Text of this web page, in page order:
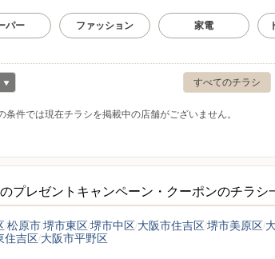
パー ファッション 家電
すべてのチラシ
条件では現在チラシを掲載中の店舗がございません。
プレゼントキャンペーン・クーポンのチラシ
松原市堺市東区堺市中区 大阪市住吉区堺市美原区
住吉区 大阪市平野区